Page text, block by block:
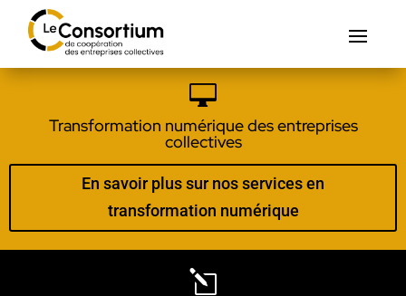

Transformation numérique des entreprises
collectives
En savoir plus sur nos services en
transformation numérique
l